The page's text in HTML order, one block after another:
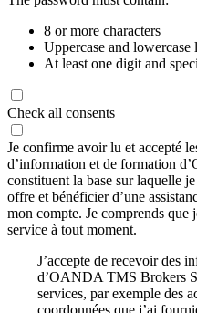
8 or more characters
Uppercase and lowercase
At least one digit and
Check all consents
Je confirme avoir lu et accepté
d’information et de formation
constituent la base sur laquelle
offre et bénéficier d’une
mon compte. Je comprends que
service à tout moment.
J’accepte de recevoir des
d’OANDA TMS Brokers
services, par exemple des
coordonnées que j’ai